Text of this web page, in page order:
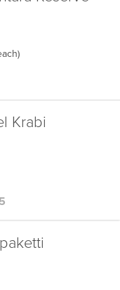
Krabi